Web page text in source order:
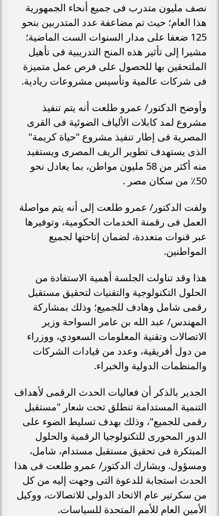
نصف مليون متدرب فى جميع أنحاء الجمهورية
هذا العام؛ حيث تم مضاعفة عدد المتدربين بنحو
125 ضعفا على مدار السنوات الست الماضية؛
مشيرا إلى تأثير هذه المنح التدريبية فى تأهيل
الملتحقين بها للحصول على فرص عمل متميزة
فى شركات عالمية وتأسيس مشروعات ريادية.
وأوضح الدكتور/ عمرو طلعت أنه يتم تنفيذ
مشروع لمد كابلات الألياف الضوئية فى القرى
المصرية فى إطار تنفيذ مشروع "حياة كريمة"
الذى يستهدف تطوير الريف المصرى ويستفيد
منه أكثر من 58 مليون مواطن، بما يعادل نحو
50٪ من سكان مصر .
ولفت الدكتور/ عمرو طلعت إلى أنه يتم مواصلة
العمل فى رقمنة الخدمات الحكومية، وتوفيرها
عبر قنوات متعددة، لضمان إتاحتها لجميع
المواطنين.
هذا وقد تناولت الجلسة أهمية الاستفادة من
الحلول التكنولوجية والتقنيات لتحقيق مستقبل
رقمى شامل وهادف للجميع؛ وذلك بمشاركة
المهندس/ عبد الله بن عامر السواحة وزير
الاتصالات وتقنية المعلومات السعودي، ووزراء
من دول أفريقية، وعدد من قيادات الشركات
والمنظمات الدولية والخبراء.
الجدير بالذكر أن فعاليات الحدث الرقمى لأهداف
التنمية المستدامة تنطلق تحت شعار "مستقبل
رقمى للجميع"، وذلك بهدف تسليط الضوء على
الدور المحورى للتكنولوجيا الرقمية والحلول
المبتكرة فى تحقيق مستقبل مستدام، شامل،
ومسؤول. ويشارك الدكتور/ عمرو طلعت فى هذا
الحدث استجابة للدعوة التى وجهت إليه من كل
من سكرتير عام الاتحاد الدولى للاتصالات، ووكيل
الأمين العام للأمم المتحدة للسياسات.